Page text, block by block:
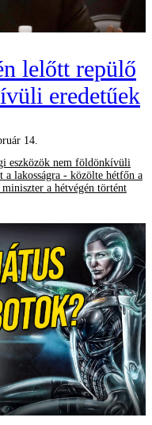
lelőtt repülő
eredetűek
14.
eszközök nem földönkívüli
a lakosságra - közölte hétfőn a
a hétvégén történt